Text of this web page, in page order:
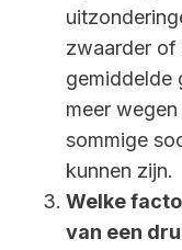
zwaarder of
gemiddelde
meer
sommige
kunnen zijn.
Welke
van een